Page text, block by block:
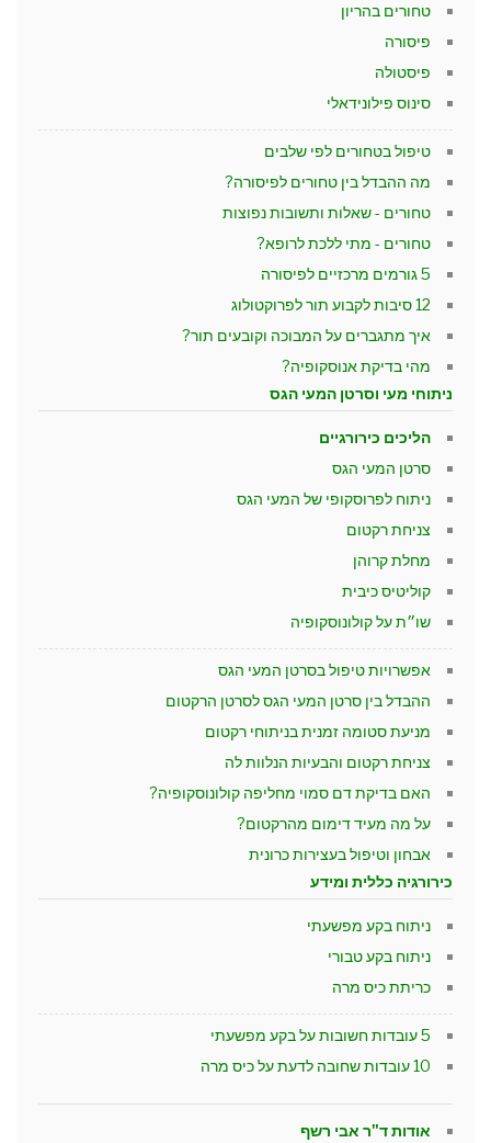
טחורים בהריון
פיסורה
פיסטולה
סינוס פילונידאלי
טיפול בטחורים לפי שלבים
מה ההבדל בין טחורים לפיסורה?
טחורים - שאלות ותשובות נפוצות
טחורים - מתי ללכת לרופא?
5 גורמים מרכזיים לפיסורה
12 סיבות לקבוע תור לפרוקטולוג
איך מתגברים על המבוכה וקובעים תור?
מהי בדיקת אנוסקופיה?
ניתוחי מעי וסרטן המעי הגס
הליכים כירורגיים
סרטן המעי הגס
ניתוח לפרוסקופי של המעי הגס
צניחת רקטום
מחלת קרוהן
קוליטיס כיבית
שו״ת על קולונוסקופיה
אפשרויות טיפול בסרטן המעי הגס
ההבדל בין סרטן המעי הגס לסרטן הרקטום
מניעת סטומה זמנית בניתוחי רקטום
צניחת רקטום והבעיות הנלוות לה
האם בדיקת דם סמוי מחליפה קולונוסקופיה?
על מה מעיד דימום מהרקטום?
אבחון וטיפול בעצירות כרונית
כירורגיה כללית ומידע
ניתוח בקע מפשעתי
ניתוח בקע טבורי
כריתת כיס מרה
5 עובדות חשובות על בקע מפשעתי
10 עובדות שחובה לדעת על כיס מרה
אודות ד"ר אבי רשף